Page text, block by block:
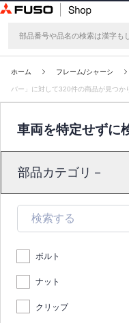
ホーム フレーム/シャーシ
バー」に対して320件の商品が見つか
車両を特定せずに
部品カテゴリ－
ボルト
ナット
クリップ